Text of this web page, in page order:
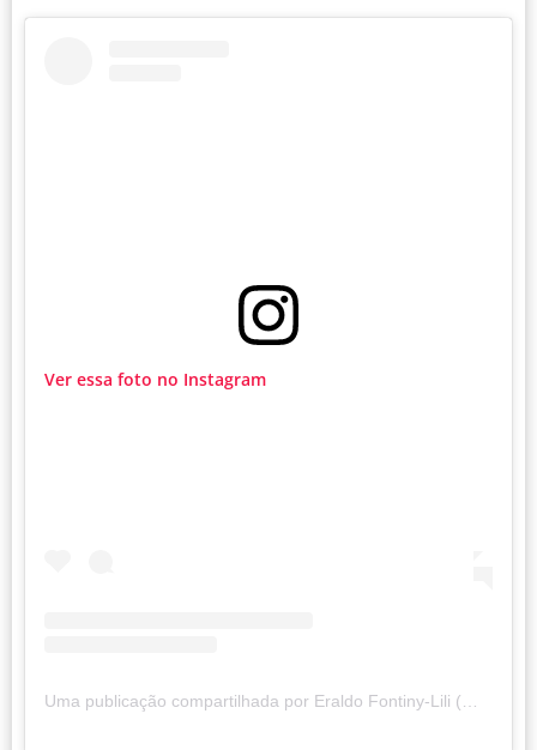
Ver essa foto no Instagram
Uma publicação compartilhada por Eraldo Fontiny-Lili (@eraldofontiny)